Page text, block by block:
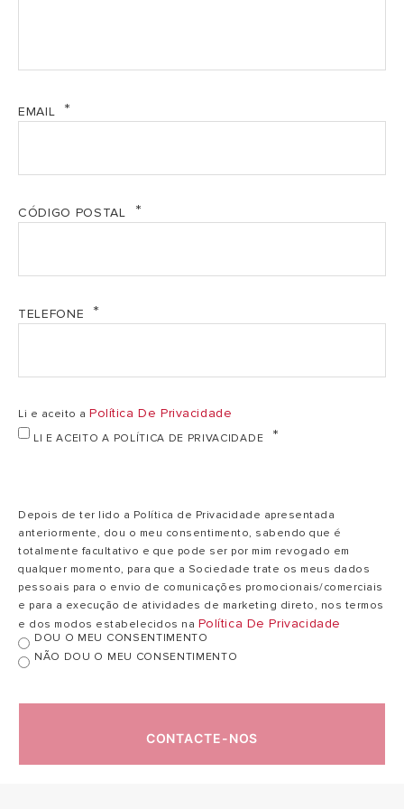
EMAIL
CÓDIGO POSTAL
TELEFONE
Li e aceito a Política De Privacidade
LI E ACEITO A POLÍTICA DE PRIVACIDADE
Depois de ter lido a Política de Privacidade apresentada
anteriormente, dou o meu consentimento, sabendo que é
totalmente facultativo e que pode ser por mim revogado em
qualquer momento, para que a Sociedade trate os meus dados
pessoais para o envio de comunicações promocionais/comerciais
e para a execução de atividades de marketing direto, nos termos
e dos modos estabelecidos na Política De Privacidade
DOU O MEU CONSENTIMENTO
NÃO DOU O MEU CONSENTIMENTO
CONTACTE-NOS